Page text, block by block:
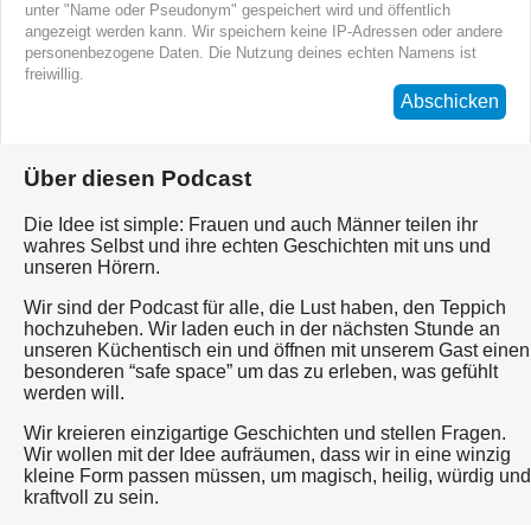
unter "Name oder Pseudonym" gespeichert wird und öffentlich
angezeigt werden kann. Wir speichern keine IP-Adressen oder andere
personenbezogene Daten. Die Nutzung deines echten Namens ist
freiwillig.
Abschicken
Über diesen Podcast
Die Idee ist simple: Frauen und auch Männer teilen ihr
wahres Selbst und ihre echten Geschichten mit uns und
unseren Hörern.
Wir sind der Podcast für alle, die Lust haben, den Teppich
hochzuheben. Wir laden euch in der nächsten Stunde an
unseren Küchentisch ein und öffnen mit unserem Gast einen
besonderen “safe space” um das zu erleben, was gefühlt
werden will.
Wir kreieren einzigartige Geschichten und stellen Fragen.
Wir wollen mit der Idee aufräumen, dass wir in eine winzig
kleine Form passen müssen, um magisch, heilig, würdig und
kraftvoll zu sein.